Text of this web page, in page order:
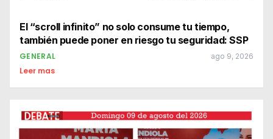
El “scroll infinito” no solo consume tu tiempo,
también puede poner en riesgo tu seguridad: SSP
GENERAL ago 9, 2026
Leer mas